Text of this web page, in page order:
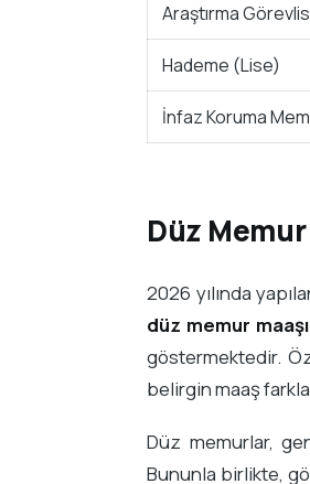
Araştırma
Hademe (Lise)
İnfaz Koruma
Düz
2026 yılında
düz memur maaşı
göstermektedir.
belirgin maaş
Düz memurlar,
Bununla birlikte,